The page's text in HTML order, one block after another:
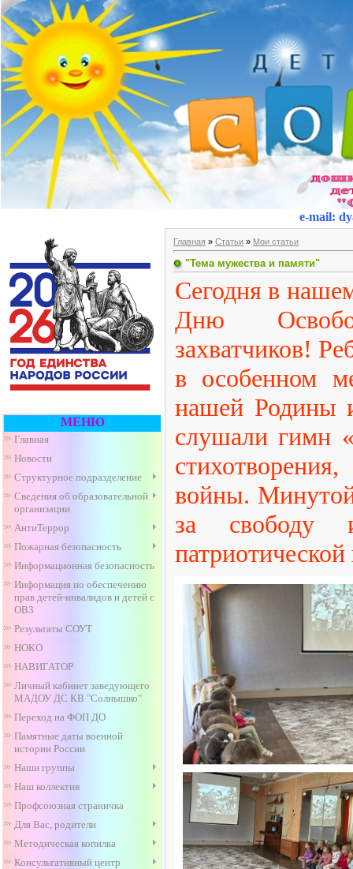
e-mail:
МЕНЮ
Главная
Новости
Структурное подразделение
Сведения об образовательной
организации
АнтиТеррор
Пожарная безопасность
Информационная безопасность
Информация по обеспечению
прав детей-инвалидов и детей с
ОВЗ
Результаты СОУТ
НОКО
НАВИГАТОР
Личный кабинет заведующего
МАДОУ ДС КВ "Солнышко"
Переход на ФОП ДО
Памятные даты военной
истории России
Наши группы
Наш коллектив
Профсоюзная страничка
Для Вас, родители
Методическая копилка
Консультативный центр
Главная » Статьи » Мои статьи
"Тема мужества и памяти"
Сегодня в
Дню
захватчиков!
в особенном
нашей Родины
слушали гимн
войны.
за свободу